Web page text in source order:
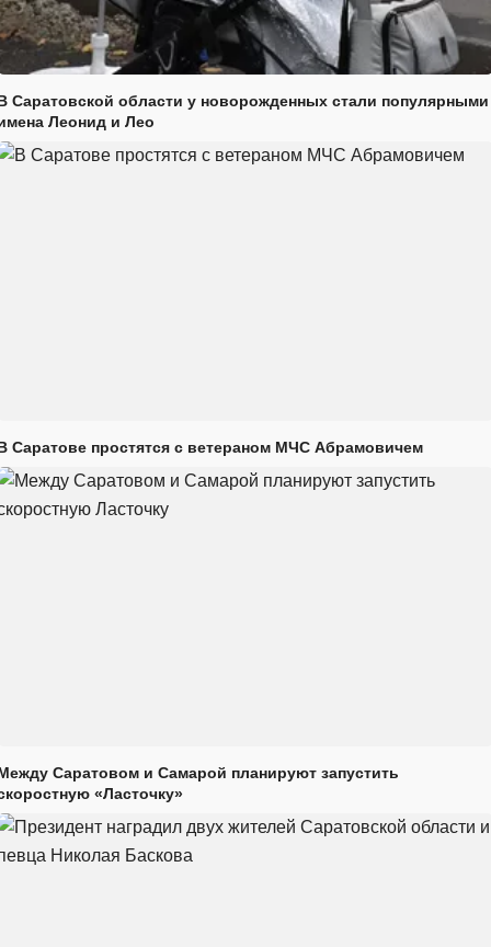
Саратовской области у новорожденных стали популярными
Леонид и Лео
Саратове простятся с ветераном МЧС Абрамовичем
Саратовом и Самарой планируют запустить
«Ласточку»